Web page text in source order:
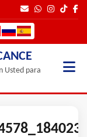
Usted para